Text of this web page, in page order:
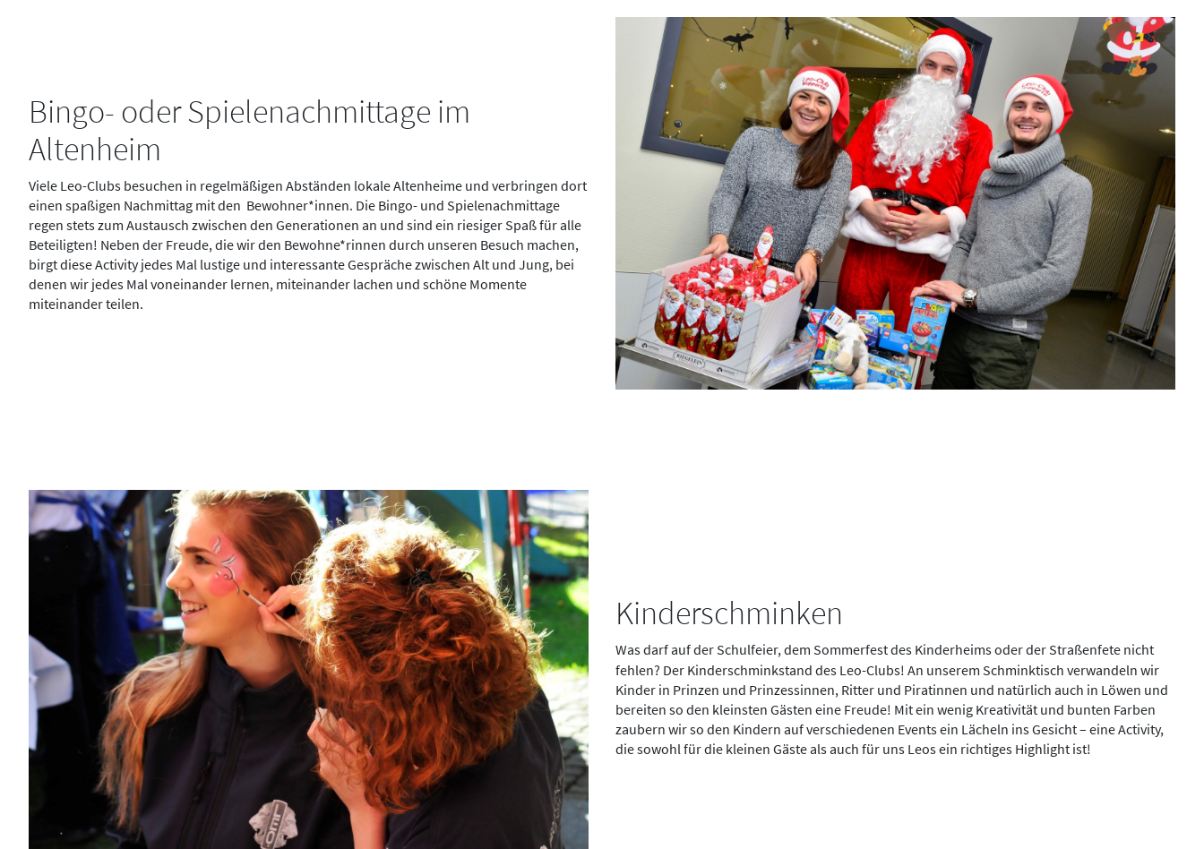
Bingo- oder Spielenachmittage im
Altenheim
Viele Leo-Clubs besuchen in regelmäßigen Abständen lokale Altenheime und verbringen dort
einen spaßigen Nachmittag mit den Bewohner*innen. Die Bingo- und Spielenachmittage
regen stets zum Austausch zwischen den Generationen an und sind ein riesiger Spaß für alle
Beteiligten! Neben der Freude, die wir den Bewohne*rinnen durch unseren Besuch machen,
birgt diese Activity jedes Mal lustige und interessante Gespräche zwischen Alt und Jung, bei
denen wir jedes Mal voneinander lernen, miteinander lachen und schöne Momente
miteinander teilen.
Kinderschminken
Was darf auf der Schulfeier, dem Sommerfest des Kinderheims oder der Straßenfete nicht
fehlen? Der Kinderschminkstand des Leo-Clubs! An unserem Schminktisch verwandeln wir
Kinder in Prinzen und Prinzessinnen, Ritter und Piratinnen und natürlich auch in Löwen und
bereiten so den kleinsten Gästen eine Freude! Mit ein wenig Kreativität und bunten Farben
zaubern wir so den Kindern auf verschiedenen Events ein Lächeln ins Gesicht – eine Activity,
die sowohl für die kleinen Gäste als auch für uns Leos ein richtiges Highlight ist!